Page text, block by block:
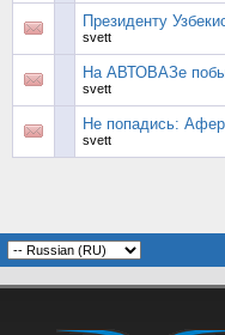
Президенту
svett
На АВТОВАЗе
svett
Не попадись:
svett